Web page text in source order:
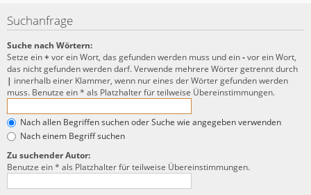
Suchanfrage
Suche nach Wörtern:
Setze ein+vor ein Wort, das gefunden werden muss und ein-vor ein Wort,
das nicht gefunden werden darf. Verwende mehrere Wörter getrennt durch
| innerhalb einer Klammer, wenn nur eines der Wörter gefunden werden
muss. Benutze ein * als Platzhalter für teilweise Übereinstimmungen.
Nach allen Begriffen suchen oder Suche wie angegeben verwenden
Nach einem Begriff suchen
Zu suchender Autor:
Benutze ein * als Platzhalter für teilweise Übereinstimmungen.